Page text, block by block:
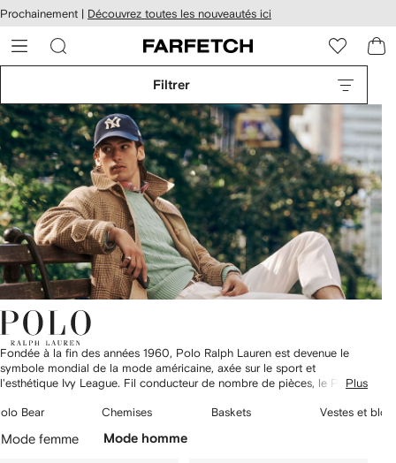
au
principal
Prochainement | Découvrez toutes les nouveautés ici
Filtrer
Fondée à la fin des années 1960, Polo Ralph Lauren est devenue le
symbole mondial de la mode américaine, axée sur le sport et
l'esthétique Ivy League. Fil conducteur de nombre de pièces, le Pony
côtoient les lunettes de soleil, les bonnets et lesbobs
de la marque
Plus
Passer
la
Bear
2
5
Chemises
3
Baskets
4
Vestes et
Mode femme Mode homme